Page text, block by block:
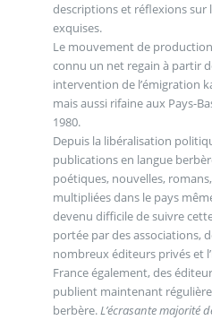
descriptions et réflexions sur
exquises.
Le mouvement de
connu un net regain à partir
intervention de l’émigration
mais aussi rifaine aux Pays-
1980.
Depuis la libéralisation
publications en langue
poétiques, nouvelles,
multipliées dans le pays
devenu difficile de suivre
portée par des associations,
nombreux éditeurs privés et
France également, des
publient maintenant
berbère.L’écrasante majorité